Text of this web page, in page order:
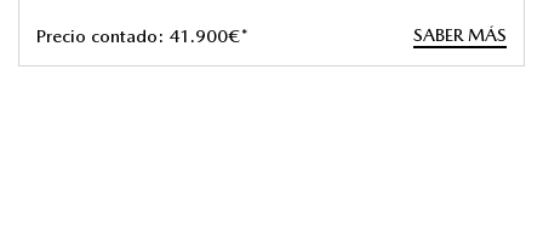
Precio contado: 41.900€* SABER MÁS